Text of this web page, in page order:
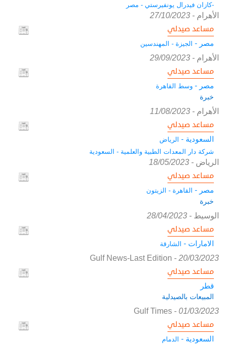
-كازان فيدرال يونفيرستي - مصر
الأهرام -
27/10/2023
مساعد صيدلي
مصر - الجيزة - المهندسين
الأهرام -
29/09/2023
مساعد صيدلي
مصر -وسط القاهرة
خبرة
الأهرام -
11/08/2023
مساعد صيدلي
السعودية - الرياض
شركة دار المعدات الطبية والعلمية - السعودية
الرياض -
18/05/2023
مساعد صيدلي
مصر - القاهرة - الزيتون
خبرة
الوسيط -
28/04/2023
مساعد صيدلي
الامارات - الشارقة
Gulf News-Last Edition - 20/03/2023
مساعد صيدلي
قطر
المبيعات بالصيدلية
Gulf Times- 01/03/2023
مساعد صيدلي
السعودية - الدمام